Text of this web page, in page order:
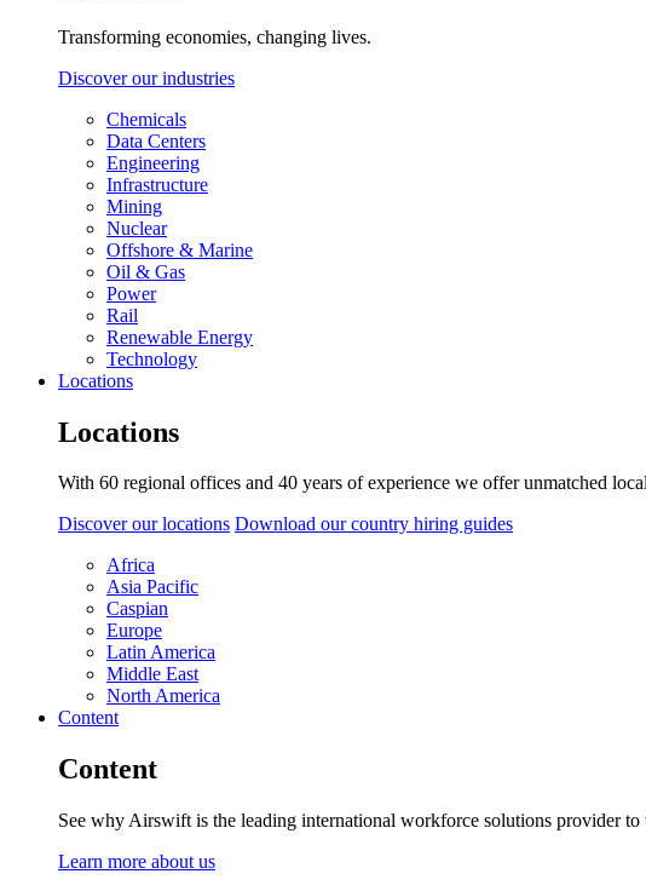
Transforming economies, changing lives.
Discover our industries
Chemicals
Data Centers
Engineering
Infrastructure
Mining
Nuclear
Offshore & Marine
Oil & Gas
Power
Rail
Renewable Energy
Technology
Locations
Locations
With 60 regional offices and 40 years of experience we offer unmatched
Discover our locations Download our country hiring guides
Africa
Asia Pacific
Caspian
Europe
Latin America
Middle East
North America
Content
Content
See why Airswift is the leading international workforce solutions provider to
Learn more about us